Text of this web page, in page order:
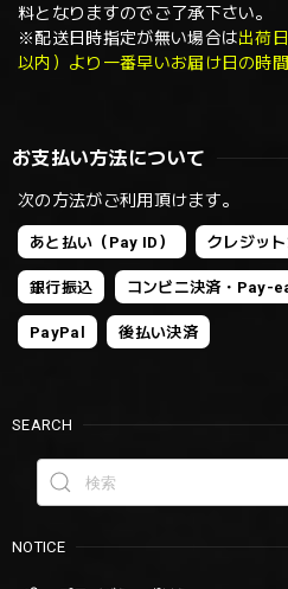
料となりますのでご了承下さい。
※配送日時指定が無い場合は出荷
以内）より一番早いお届け日の時
お支払い方法について
次の方法がご利用頂けます。
あと払い（Pay ID） クレジッ
銀行振込 コンビニ決済・Pay-
PayPal 後払い決済
SEARCH
NOTICE